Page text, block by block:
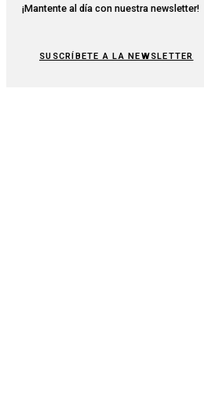
¡Mantente al día con nuestra newsletter!
SUSCRÍBETE A LA NEWSLETTER